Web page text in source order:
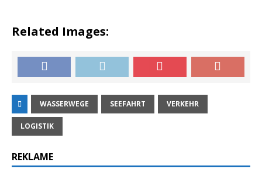
Related Images:
WASSERWEGE SEEFAHRT VERKEHR
LOGISTIK
REKLAME